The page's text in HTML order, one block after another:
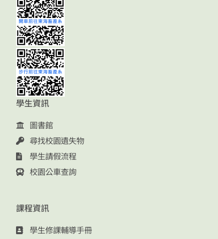
學生資訊
圖書館
尋找校園遺失物
學生請假流程
校園公車查詢
課程資訊
學生修課輔導手冊